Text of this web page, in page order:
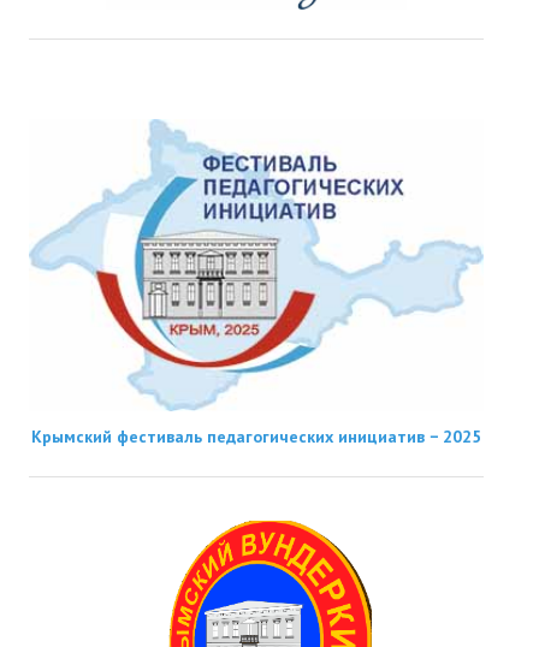
Крымский фестиваль педагогических инициатив − 2025